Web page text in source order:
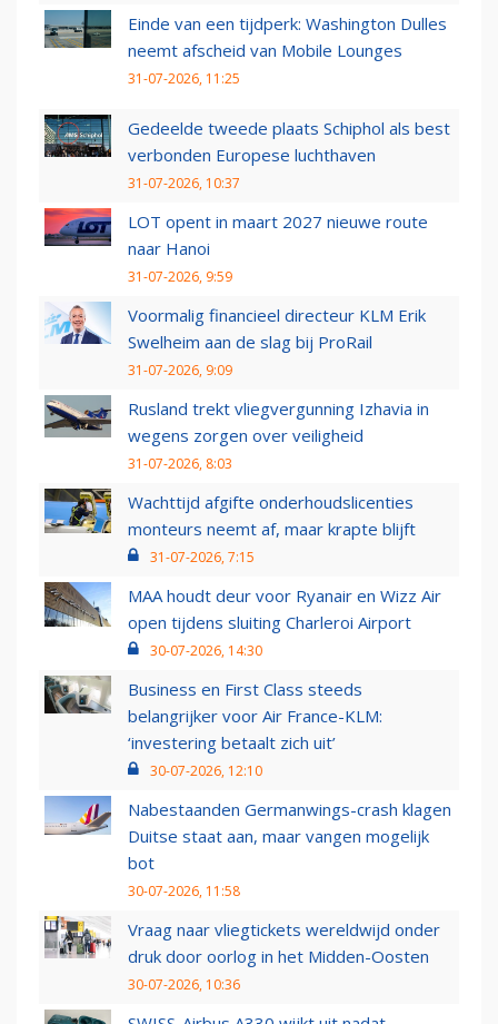
Einde van een tijdperk: Washington Dulles
neemt afscheid van Mobile Lounges
31-07-2026, 11:25
Gedeelde tweede plaats Schiphol als best
verbonden Europese luchthaven
31-07-2026, 10:37
LOT opent in maart 2027 nieuwe route
naar Hanoi
31-07-2026, 9:59
Voormalig financieel directeur KLM Erik
Swelheim aan de slag bij ProRail
31-07-2026, 9:09
Rusland trekt vliegvergunning Izhavia in
wegens zorgen over veiligheid
31-07-2026, 8:03
Wachttijd afgifte onderhoudslicenties
monteurs neemt af, maar krapte blijft
31-07-2026, 7:15
MAA houdt deur voor Ryanair en Wizz Air
open tijdens sluiting Charleroi Airport
30-07-2026, 14:30
Business en First Class steeds
belangrijker voor Air France-KLM:
‘investering betaalt zich uit’
30-07-2026, 12:10
Nabestaanden Germanwings-crash klagen
Duitse staat aan, maar vangen mogelijk
bot
30-07-2026, 11:58
Vraag naar vliegtickets wereldwijd onder
druk door oorlog in het Midden-Oosten
30-07-2026, 10:36